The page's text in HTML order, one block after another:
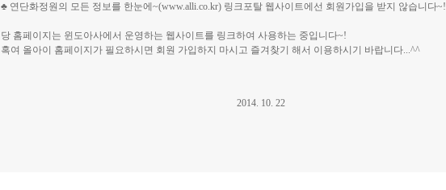
♣ 연단화정원의 모든 정보를 한눈에~(www.alli.co.kr) 링크포탈 웹사이트에선 회원가입을 받지 않습니다~!
당 홈페이지는 윈도아사에서 운영하는 웹사이트를 링크하여 사용하는 중입니다~!
혹여 올아이 홈페이지가 필요하시면 회원 가입하지 마시고 즐겨찾기 해서 이용하시기 바랍니다...^^
2014. 10. 22